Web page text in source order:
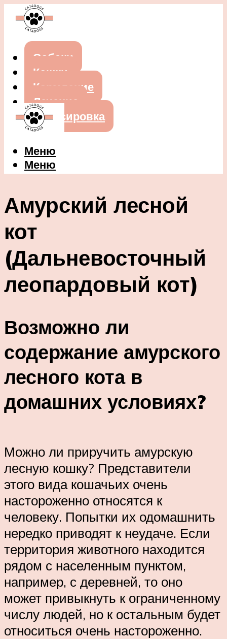
Собаки
Кошки
Кормление
Лечение
Дрессировка
Меню
Меню
Амурский лесной
кот
(Дальневосточный
леопардовый кот)
Возможно ли
содержание амурского
лесного кота в
домашних условиях?
Можно ли приручить амурскую
лесную кошку? Представители
этого вида кошачьих очень
настороженно относятся к
человеку. Попытки их одомашнить
нередко приводят к неудаче. Если
территория животного находится
рядом с населенным пунктом,
например, с деревней, то оно
может привыкнуть к ограниченному
числу людей, но к остальным будет
относиться очень настороженно.